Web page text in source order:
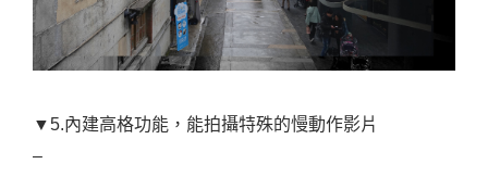
▼5.內建高格功能，能拍攝特殊的慢動作影片
–